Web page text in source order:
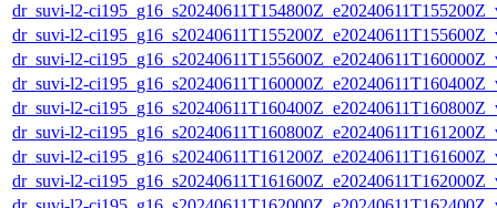
dr_suvi-l2-
dr_suvi-l2-
dr_suvi-l2-
dr_suvi-l2-
dr_suvi-l2-
dr_suvi-l2-
dr_suvi-l2-
dr_suvi-l2-